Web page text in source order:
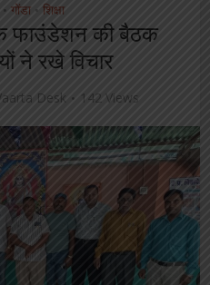
• गोंडा शिक्षा
फाउंडेशन की बैठक
ने रखे विचार
Desk 142 Views